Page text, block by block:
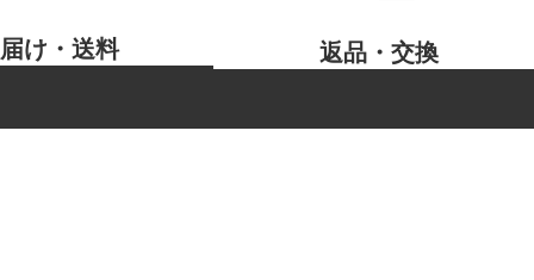
け・送料 返品・交換